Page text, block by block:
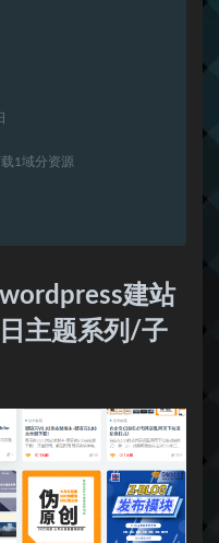
1域分资源
建站
主题系列/子